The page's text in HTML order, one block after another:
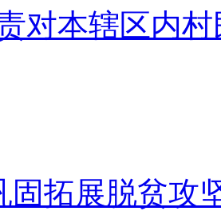
对本辖区内村
固拓展脱贫攻